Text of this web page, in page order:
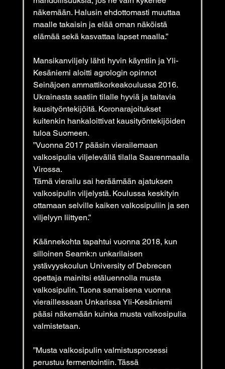
näkemään. Halusin ehdottomasti muuttaa
maalle takaisin ja elää oman näköistä
elämää sekä kasvattaa lapset maalla.”
Mansikanviljely lähti hyvin käyntiin ja Yli-
Kesäniemi aloitti agrologin opinnot
Seinäjoen ammattikorkeakoulussa 2016.
Ukrainasta saatiin tilalle hyviä ja taitavia
kausityöntekijöitä. Koronarajoitukset
kuitenkin hankaloittivat kausityöntekijöiden
tuloa Suomeen.
”Vuonna 2017 pääsin vierailemaan
valkosipulia viljelevällä tilalla Saarenmaalla
Virossa.
Tämä vierailu sai heräämään ajatuksen
valkosipulin viljelystä. Koulussa keskityin
ottamaan selville kaiken valkosipuliin ja sen
viljelyyn liittyen.”
Käännekohta tapahtui vuonna 2018, kun
silloinen Seamk:n unkarilaisen
ystävyyskoulun University of Debrecen
opettaja mainitsi etäluennolla musta
valkosipulin. Tuona samaisena vuonna
vieraillessaan Unkarissa Yli-Kesäniemi
pääsi näkemään kuinka musta valkosipulia
valmistetaan.
”Musta valkosipulin valmistusprosessi
perustuu fermentointiin. Tässä